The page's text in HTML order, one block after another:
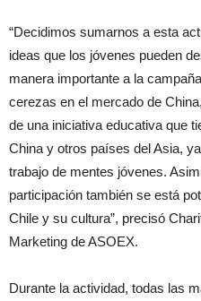
“Decidimos sumarnos a esta
ideas que los jóvenes pueden
manera importante a la
cerezas en el mercado de
de una iniciativa educativa que
China y otros países del Asia,
trabajo de mentes jóvenes.
participación también se está
Chile y su cultura”, precisó
Marketing de ASOEX.
Durante la actividad, todas las